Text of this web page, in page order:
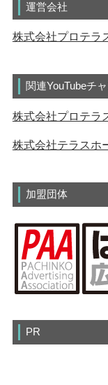
運営会社
株式会社プロテラ
関連YouTubeチ
株式会社プロテラ
株式会社テラスホ
加盟団体
PR